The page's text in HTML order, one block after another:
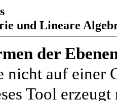
und Lineare
der
nicht auf einer
Tool